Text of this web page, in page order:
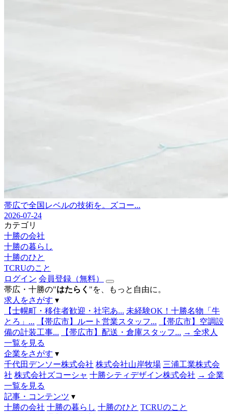
帯広で全国レベルの技術を。ズコー...
2026-07-24
カテゴリ
十勝の会社
十勝の暮らし
十勝のひと
TCRUのこと
ログイン 会員登録（無料）
帯広・十勝の"はたらく "を、もっと自由に。
求人をさがす ▾
【士幌町・移住者歓迎・社宅あ... 未経験OK！十勝名物「牛
とろ」...
【帯広市】ルート営業スタッフ...
【帯広市】空調設
備の計装工事...
【帯広市】配送・倉庫スタッフ... → 全求人
一覧を見る
企業をさがす ▾
千代田デンソー株式会社 株式会社山岸牧場 三浦工業株式会
社 株式会社ズコーシャ 十勝シティデザイン株式会社 → 企業
一覧を見る
記事・コンテンツ ▾
十勝の会社 十勝の暮らし 十勝のひと TCRUのこと